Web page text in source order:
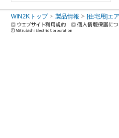
WIN2Kトップ 製品情報 [住宅用]エ